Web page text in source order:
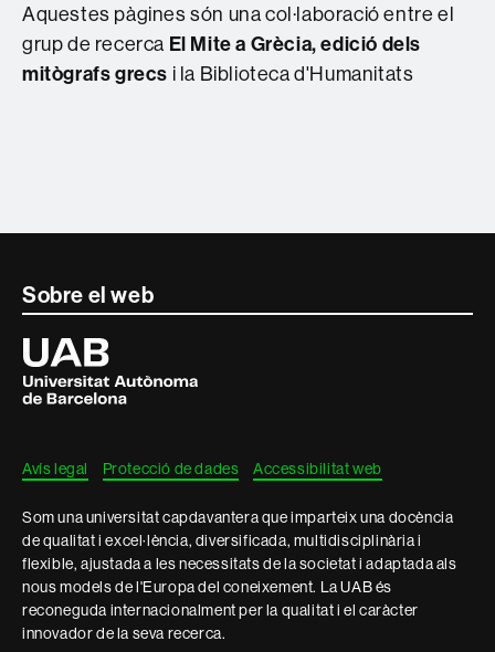
Aquestes pàgines són una col·laboració entre el
grup de recerca El Mite a Grècia, edició dels
mitògrafs grecs i la Biblioteca d'Humanitats
Contacte
informació
legal
Sobre el web
Universitat
Autònoma
de
Barcelona
Avís legal Protecció de dades Accessibilitat web
Som una universitat capdavantera que imparteix una docència
de qualitat i excel·lència, diversificada, multidisciplinària i
flexible, ajustada a les necessitats de la societat i adaptada als
nous models de l'Europa del coneixement. La UAB és
reconeguda internacionalment per la qualitat i el caràcter
innovador de la seva recerca.